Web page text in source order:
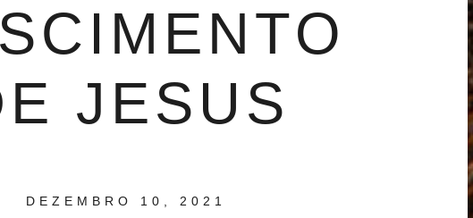
JESUS
DEZEMBRO 10, 2021